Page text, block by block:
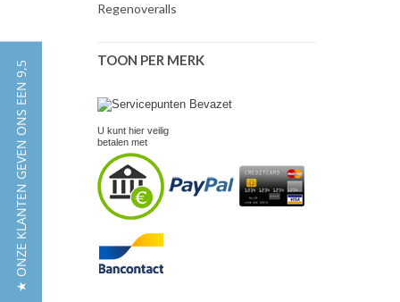
Regenoveralls
TOON PER MERK
U kunt hier veilig
betalen met
★ ONZE KLANTEN GEVEN ONS EEN 9,5